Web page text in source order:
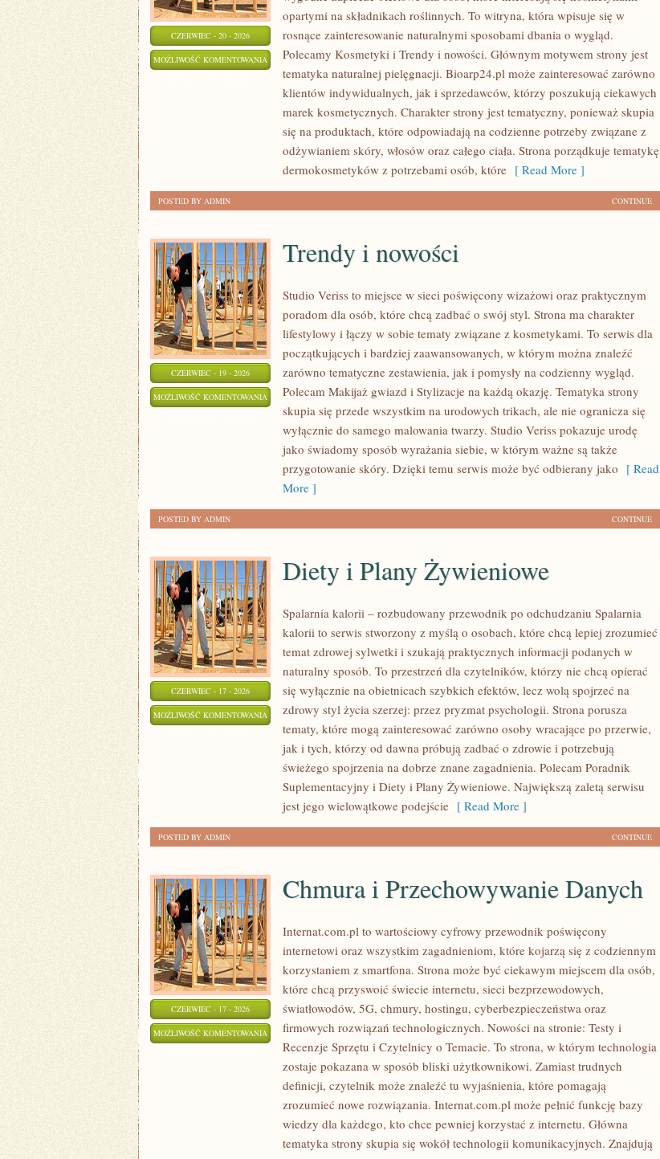
CZERWIEC - 20 - 2026
MOŻLIWOŚĆ KOMENTOWANIA EKO-
MAKIJAŻ
opartymi na składnikach roślinnych. To witryna, która wpisuje się w
rosnące zainteresowanie naturalnymi sposobami dbania o wygląd.
Polecamy Kosmetyki i Trendy i nowości. Głównym motywem strony jest
tematyka naturalnej pielęgnacji. Bioarp24.pl może zainteresować zarówno
klientów indywidualnych, jak i sprzedawców, którzy poszukują ciekawych
marek kosmetycznych. Charakter strony jest tematyczny, ponieważ skupia
się na produktach, które odpowiadają na codzienne potrzeby związane z
odżywianiem skóry, włosów oraz całego ciała. Strona porządkuje tematykę
dermokosmetyków z potrzebami osób, które [ Read More ]
CONTINUE
POSTED BY ADMIN
CZERWIEC - 19 - 2026
MOŻLIWOŚĆ KOMENTOWANIA TRENDY
NOWOŚCI
Trendy i nowości
Studio Veriss to miejsce w sieci poświęcony wizażowi oraz praktycznym
poradom dla osób, które chcą zadbać o swój styl. Strona ma charakter
lifestylowy i łączy w sobie tematy związane z kosmetykami. To serwis dla
początkujących i bardziej zaawansowanych, w którym można znaleźć
zarówno tematyczne zestawienia, jak i pomysły na codzienny wygląd.
Polecam Makijaż gwiazd i Stylizacje na każdą okazję. Tematyka strony
skupia się przede wszystkim na urodowych trikach, ale nie ogranicza się
wyłącznie do samego malowania twarzy. Studio Veriss pokazuje urodę
jako świadomy sposób wyrażania siebie, w którym ważne są także
przygotowanie skóry. Dzięki temu serwis może być odbierany jako [ Read
More ]
CONTINUE
POSTED BY ADMIN
CZERWIEC - 17 - 2026
MOŻLIWOŚĆ KOMENTOWANIA DIETY
PLANY
ŻYWIENIOWE
Diety i Plany Żywieniowe
Spalarnia kalorii – rozbudowany przewodnik po odchudzaniu Spalarnia
kalorii to serwis stworzony z myślą o osobach, które chcą lepiej zrozumieć
temat zdrowej sylwetki i szukają praktycznych informacji podanych w
naturalny sposób. To przestrzeń dla czytelników, którzy nie chcą opierać
się wyłącznie na obietnicach szybkich efektów, lecz wolą spojrzeć na
zdrowy styl życia szerzej: przez pryzmat psychologii. Strona porusza
tematy, które mogą zainteresować zarówno osoby wracające po przerwie,
jak i tych, którzy od dawna próbują zadbać o zdrowie i potrzebują
świeżego spojrzenia na dobrze znane zagadnienia. Polecam Poradnik
Suplementacyjny i Diety i Plany Żywieniowe. Największą zaletą serwisu
jest jego wielowątkowe podejście [ Read More ]
CONTINUE
POSTED BY ADMIN
CZERWIEC - 17 - 2026
MOŻLIWOŚĆ KOMENTOWANIA CHMURA
PRZECHOWYWANIE
DANYCH
Chmura i Przechowywanie Danych
Internat.com.pl to wartościowy cyfrowy przewodnik poświęcony
internetowi oraz wszystkim zagadnieniom, które kojarzą się z codziennym
korzystaniem z smartfona. Strona może być ciekawym miejscem dla osób,
które chcą przyswoić świecie internetu, sieci bezprzewodowych,
światłowodów, 5G, chmury, hostingu, cyberbezpieczeństwa oraz
firmowych rozwiązań technologicznych. Nowości na stronie: Testy i
Recenzje Sprzętu i Czytelnicy o Temacie. To strona, w którym technologia
zostaje pokazana w sposób bliski użytkownikowi. Zamiast trudnych
definicji, czytelnik może znaleźć tu wyjaśnienia, które pomagają
zrozumieć nowe rozwiązania. Internat.com.pl może pełnić funkcję bazy
wiedzy dla każdego, kto chce pewniej korzystać z internetu. Główna
tematyka strony skupia się wokół technologii komunikacyjnych. Znajdują